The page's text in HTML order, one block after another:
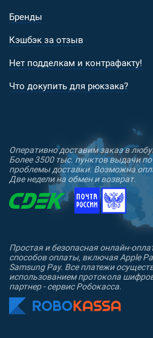
Бренды
Кэшбэк за отзыв
Нет подделкам и контрафакту!
Что докупить для рюкзака?
Оперативно доставим заказ в
Более 3500 тыс. пунктов выдачи
проблемы доставки. Возможна
Две недели на обмен и возврат.
Простая и безопасная онлайн-
способов оплаты, включая Apple
Samsung Pay. Все платежи
использованием протокола
партнер - сервис Робокасса.